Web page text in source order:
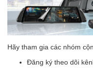
Hãy tham gia các nhóm
Đăng ký theo dõi